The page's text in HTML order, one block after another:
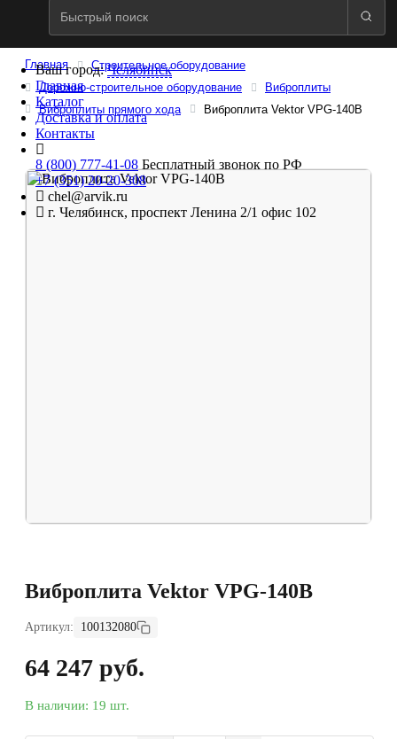
Ваш город:Челябинск
Главная
Каталог
Доставка и оплата
Контакты
8 (800) 777-41-08 Бесплатный звонок по РФ
+7 (351) 20-20-308
chel@arvik.ru
г. Челябинск, проспект Ленина 2/1 офис 102
Главная
Строительное оборудование
Дорожно-строительное оборудование
Виброплиты
Виброплиты прямого хода
Виброплита Vektor VPG-140B
Виброплита Vektor VPG-140B
Артикул: 100132080
64 247 руб.
В наличии: 19 шт.